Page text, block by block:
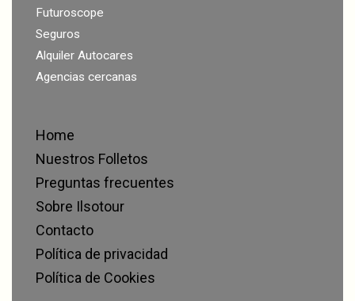
Futuroscope
Seguros
Alquiler Autocares
Agencias cercanas
Home
Nuestros Folletos
Preguntas frecuentes
Sobre Ilsotour
Contacto
Política de privacidad
Política de Cookies